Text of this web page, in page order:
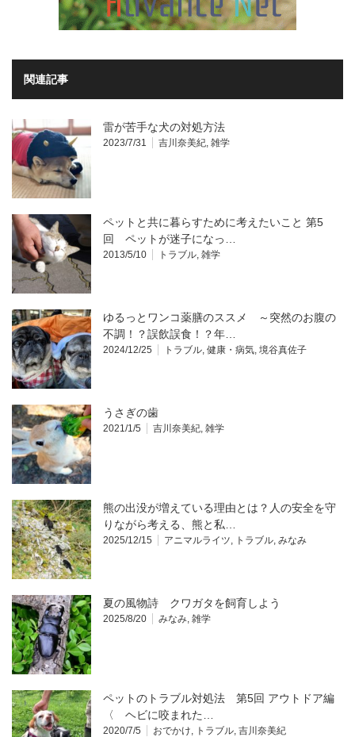
関連記事
雷が苦手な犬の対処方法
2023/7/31 吉川奈美紀 雑学
ペットと共に暮らすために考えたいこと 第5
回 ペットが迷子になっ…
2013/5/10 トラブル 雑学
ゆるっとワンコ薬膳のススメ ～突然のお腹の
不調！？誤飲誤食！？年…
2024/12/25 トラブル 健康・病気 境谷真佐子
うさぎの歯
2021/1/5 吉川奈美紀 雑学
熊の出没が増えている理由とは？人の安全を守
りながら考える、熊と私…
2025/12/15 アニマルライツ トラブル みなみ
夏の風物詩 クワガタを飼育しよう
2025/8/20 みなみ 雑学
ペットのトラブル対処法 第5回 アウトドア編
〈 ヘビに咬まれた…
2020/7/5 おでかけ トラブル 吉川奈美紀